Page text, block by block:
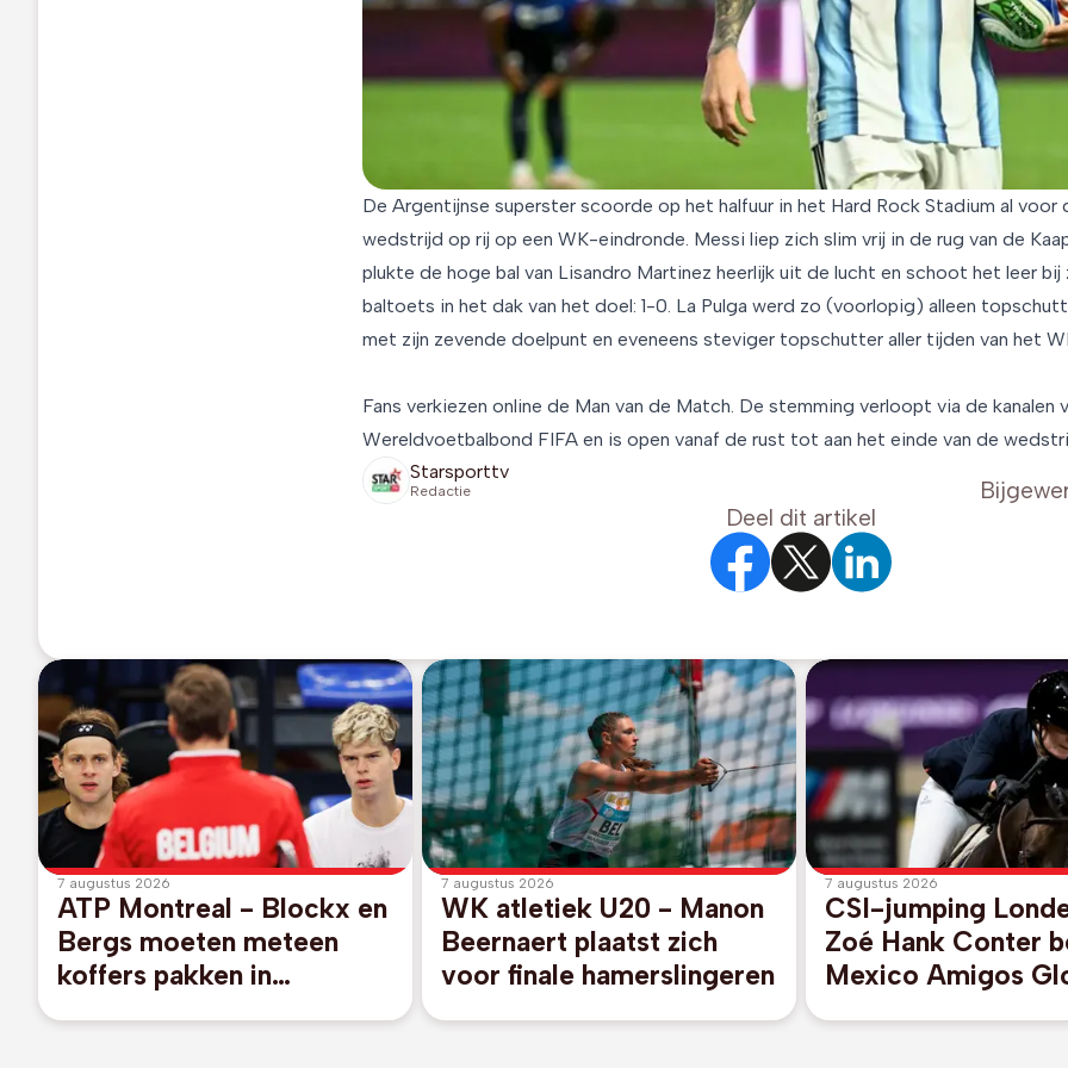
De Argentijnse superster scoorde op het halfuur in het Hard Rock Stadium al voor
wedstrijd op rij op een WK-eindronde. Messi liep zich slim vrij in de rug van de
plukte de hoge bal van Lisandro Martinez heerlijk uit de lucht en schoot het leer
baltoets in het dak van het doel: 1-0. La Pulga werd zo (voorlopig) alleen
met zijn zevende doelpunt en eveneens steviger topschutter aller tijden van het
Fans verkiezen online de Man van de Match. De stemming verloopt via de kanalen
Wereldvoetbalbond FIFA en is open vanaf de rust tot aan het einde van de
Starsporttv
Redactie
Deel dit artikel
7 augustus 2026
ATP Montreal - Blockx en
Bergs moeten meteen
koffers pakken in
7 augustus 2026
WK atletiek U20 - Manon
Beernaert plaatst zich
voor finale hamerslingeren
7 augustus 2026
CSI-jumping
Zoé Hank Conter
Mexico Amigos